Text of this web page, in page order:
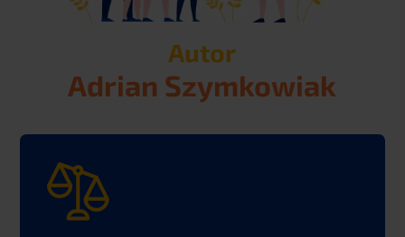
Autor
Adrian Szymkowiak